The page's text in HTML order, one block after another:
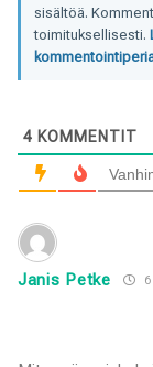
sisältöä.
toimituksellisesti.
4 KOMMENTIT
Janis Petke 6